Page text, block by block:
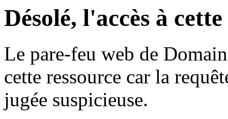
Désolé, l'accès à
Le pare-feu web de
cette ressource car la
jugée suspicieuse.